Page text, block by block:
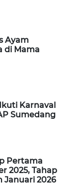
Ayam
di Mama
Karnaval
Sumedang
Pertama
2025, Tahap
Januari 2026